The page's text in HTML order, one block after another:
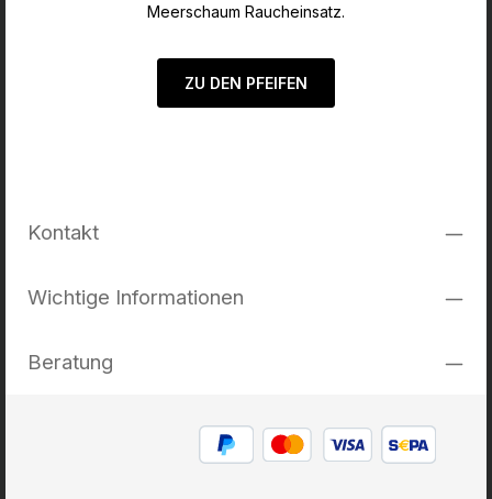
Meerschaum Raucheinsatz.
ZU DEN PFEIFEN
Kontakt
Wichtige Informationen
Beratung